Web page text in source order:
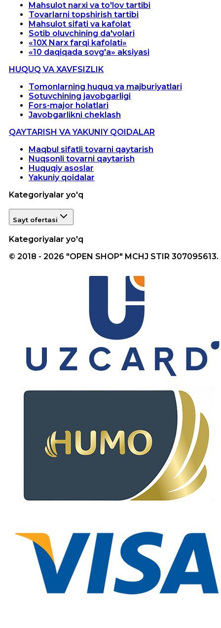
Mahsulot narxi va to'lov tartibi
Tovarlarni topshirish tartibi
Mahsulot sifati va kafolat
Sotib oluvchining da'volari
«10X Narx farqi kafolati»
«10 daqiqada sovg'a» aksiyasi
HUQUQ VA XAVFSIZLIK
Tomonlarning huquq va majburiyatlari
Sotuvchining javobgarligi
Fors-major holatlari
Javobgarlikni cheklash
QAYTARISH VA YAKUNIY QOIDALAR
Maqbul sifatli tovarni qaytarish
Nuqsonli tovarni qaytarish
Huquqiy asoslar
Yakuniy qoidalar
Kategoriyalar yo'q
Sayt ofertasi
Kategoriyalar yo'q
© 2018 - 2026 "OPEN SHOP" MCHJ STIR 307095613.